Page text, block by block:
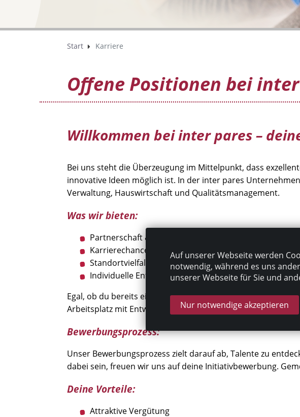
Start Karriere
Offene Positionen bei
Willkommen bei inter pares –
Bei uns steht die Überzeugung im Mittelpunkt, dass
innovative Ideen möglich ist. In der inter pares
Verwaltung, Hauswirtschaft und Qualitätsmanagement.
Was wir bieten:
Partnerschaft & Verlässlichkeit: Gemeinsam erreichen
Karrierechancen: Einstiegsmöglichkeiten im
Standortvielfalt: Wir suchen engagierte
Individuelle Entwicklung: Deine persönliche und
Egal, ob du bereits eine Fachkraft bist oder gerade am
Arbeitsplatz mit Entwicklungschancen, Teamarbeit und
Bewerbungsprozess:
Unser Bewerbungsprozess zielt darauf ab, Talente zu
dabei sein, freuen wir uns auf deine Initiativbewerbung.
Deine Vorteile:
Attraktive Vergütung
Auf unserer Webseite werden
notwendig, während es uns
unserer Webseite für Sie und
Nur notwendige akzeptieren